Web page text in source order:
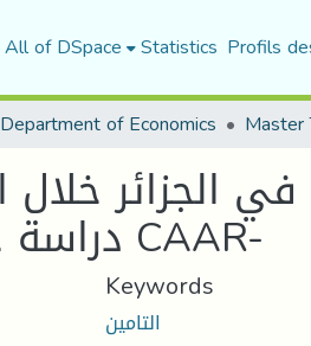
All of DSpace Statistics Profils
Department of Economics Master
دراسة حالة للشركة التأمين CAAR-
Keywords
التامين